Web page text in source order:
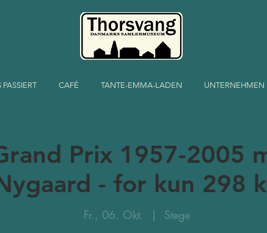
PASSIERT CAFÉ TANTE-EMMA-LADEN UNTERNEHMEN
Prix 1957-2005
- for kun 298
Fr., 06. Okt.
  |
Stege